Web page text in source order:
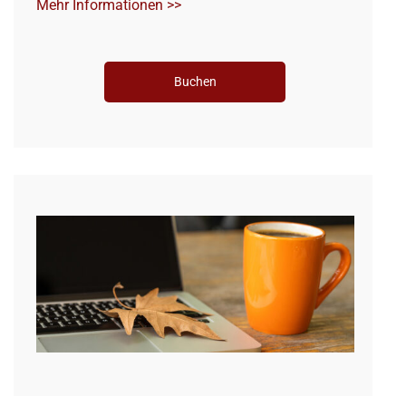
Mehr Informationen >>
Buchen